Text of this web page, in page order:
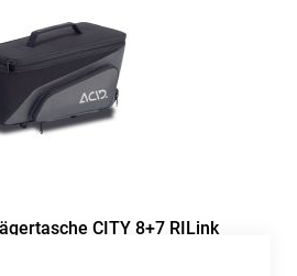
CITY 8+7 RILink